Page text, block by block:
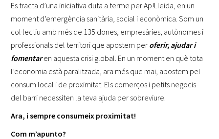
Es tracta d’una iniciativa duta a terme per Ap!Lleida, en un
moment d’emergència sanitària, social i econòmica. Som un
col·lectiu amb més de 135 dones, empresàries, autònomes i
professionals del territori que apostem per oferir, ajudar i
fomentaren aquesta crisi global. En un moment en què tota
l’economia està paralitzada, ara més que mai, apostem pel
consum local i de proximitat. Els comerços i petits negocis
del barri necessiten la teva ajuda per sobreviure.
Ara, i sempre consumeix proximitat!
Com m’apunto?